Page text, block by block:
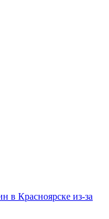
в Красноярске из-за